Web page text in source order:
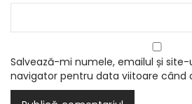
Salvează-mi numele, emailul și
navigator pentru data viitoare când